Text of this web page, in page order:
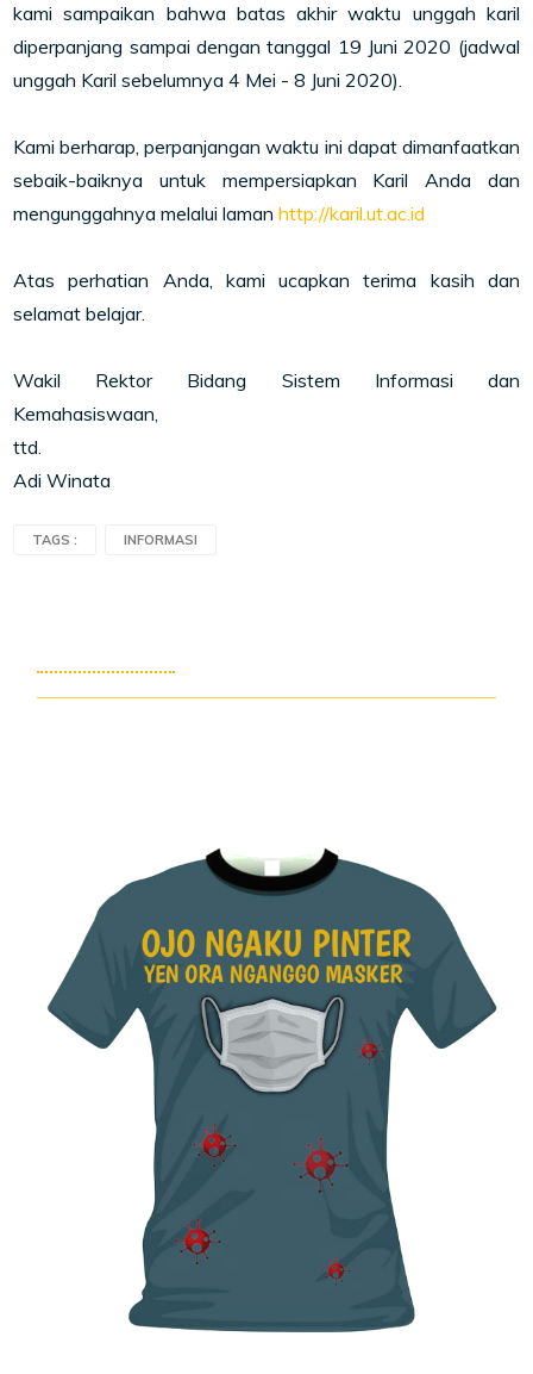
kami sampaikan bahwa batas akhir waktu unggah karil
diperpanjang sampai dengan tanggal 19 Juni 2020 (jadwal
unggah Karil sebelumnya 4 Mei - 8 Juni 2020).
Kami berharap, perpanjangan waktu ini dapat dimanfaatkan
sebaik-baiknya untuk mempersiapkan Karil Anda dan
mengunggahnya melalui lamanhttp://karil.ut.ac.id
Atas perhatian Anda, kami ucapkan terima kasih dan
selamat belajar.
Wakil Rektor Bidang Sistem Informasi dan
Kemahasiswaan,
ttd.
Adi Winata
TAGS : INFORMASI